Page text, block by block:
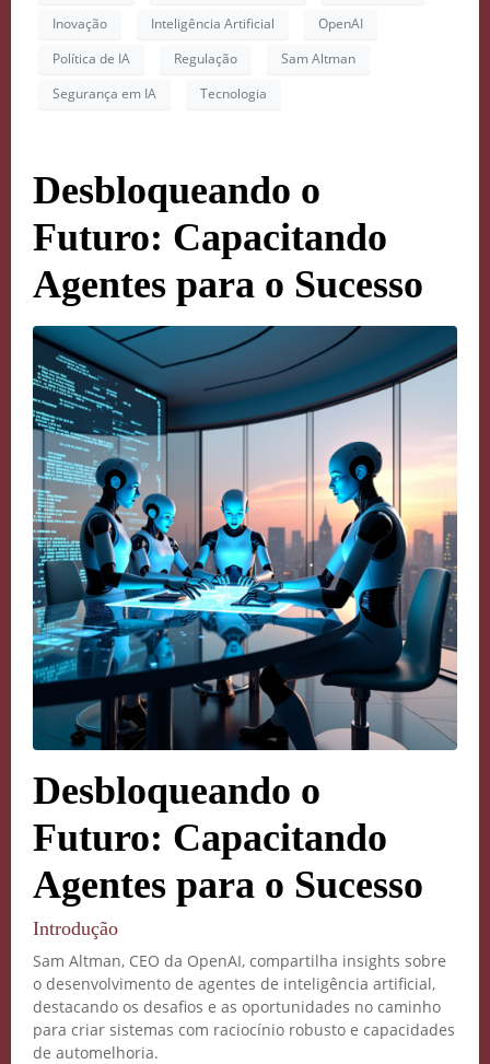
Inovação
Inteligência Artificial
OpenAI
Política de IA
Regulação
Sam Altman
Segurança em IA
Tecnologia
Desbloqueando o
Futuro: Capacitando
Agentes para o Sucesso
Desbloqueando o
Futuro: Capacitando
Agentes para o Sucesso
Introdução
Sam Altman, CEO da OpenAI, compartilha insights sobre
o desenvolvimento de agentes de inteligência artificial,
destacando os desafios e as oportunidades no caminho
para criar sistemas com raciocínio robusto e capacidades
de automelhoria.